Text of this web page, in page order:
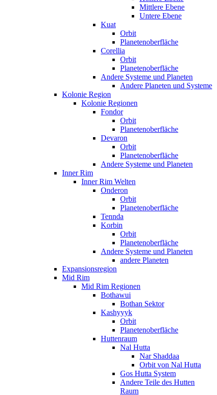
Mittlere Ebene
Untere Ebene
Kuat
Orbit
Planetenoberfläche
Corellia
Orbit
Planetenoberfläche
Andere Systeme und Planeten
Andere Planeten und Systeme
Kolonie Region
Kolonie Regionen
Fondor
Orbit
Planetenoberfläche
Devaron
Orbit
Planetenoberfläche
Andere Systeme und Planeten
Inner Rim
Inner Rim Welten
Onderon
Orbit
Planetenoberfläche
Tennda
Korbin
Orbit
Planetenoberfläche
Andere Systeme und Planeten
andere Planeten
Expansionsregion
Mid Rim
Mid Rim Regionen
Bothawui
Bothan Sektor
Kashyyyk
Orbit
Planetenoberfläche
Huttenraum
Nal Hutta
Nar Shaddaa
Orbit von Nal Hutta
Gos Hutta System
Andere Teile des Hutten
Raum